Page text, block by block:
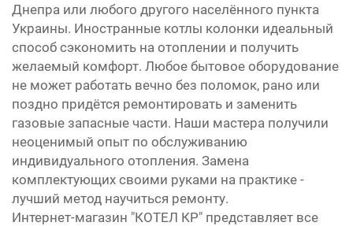
Днепра или любого другого населённого пункта
Украины. Иностранные котлы колонки идеальный
способ сэкономить на отоплении и получить
желаемый комфорт. Любое бытовое оборудование
не может работать вечно без поломок, рано или
поздно придётся ремонтировать и заменить
газовые запасные части. Наши мастера получили
неоценимый опыт по обслуживанию
индивидуального отопления. Замена
комплектующих своими руками на практике -
лучший метод научиться ремонту.
Интернет-магазин "КОТЕЛ КР" представляет все